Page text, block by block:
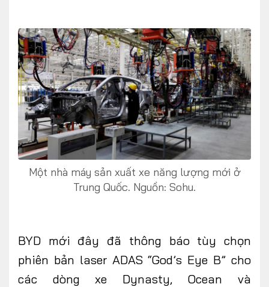
FOLLOW US
Facebook Youtube
CONTACT US
Một nhà máy sản xuất xe năng lượng mới ở
Trung Quốc. Nguồn: Sohu.
BYD mới đây đã thông báo tùy chọn
phiên bản laser ADAS “God’s Eye B” cho
các dòng xe Dynasty, Ocean và